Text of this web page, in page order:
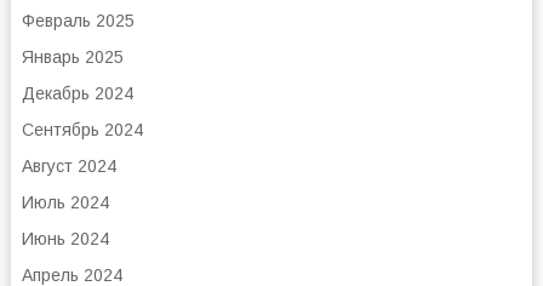
Февраль 2025
Январь 2025
Декабрь 2024
Сентябрь 2024
Август 2024
Июль 2024
Июнь 2024
Апрель 2024